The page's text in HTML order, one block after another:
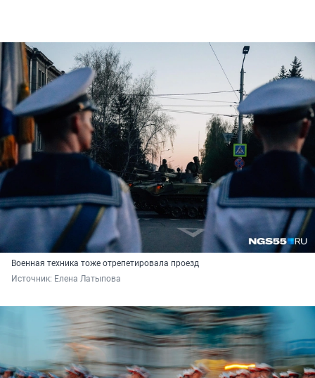
Военная техника тоже отрепетировала проезд
Источник: Елена Латыпова